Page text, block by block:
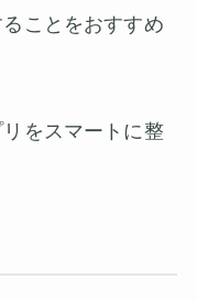
ことをおすすめ
をスマートに整